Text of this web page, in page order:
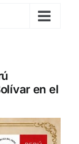
en el